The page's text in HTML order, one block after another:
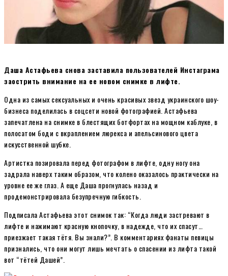
Даша Астафьева снова заставила пользователей Инстаграма
заострить внимание на ее новом снимке в лифте.
Одна из самых сексуальных и очень красивых звезд украинского шоу-
бизнеса поделилась в соцсети новой фотографией. Астафьева
запечатлена на снимке в блестящих ботфортах на мощном каблуке, в
полосатом боди с вкраплением люрекса и апельсинового цвета
искусственной шубке.
Артистка позировала перед фотографом в лифте, одну ногу она
задрала наверх таким образом, что колено оказалось практически на
уровне ее же глаз. А еще Даша прогнулась назад и
продемонстрировала безупречную гибкость.
Подписала Астафьева этот снимок так: “Когда люди застревают в
лифте и нажимают красную кнопочку, в надежде, что их спасут…
приезжает такая тётя. Вы знали?”. В комментариях фанаты певицы
признались, что они могут лишь мечтать о спасении из лифта такой
вот “тётей Дашей”.